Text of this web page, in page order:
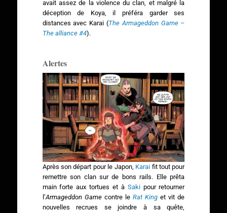
avait assez de la violence du clan, et malgré la
déception de Koya, il préféra garder ses
distances avec Karai (The Armageddon Game –
The alliance #4).
Alertes
Après son départ pour le Japon, Karai fit tout pour
remettre son clan sur de bons rails. Elle prêta
main forte aux tortues et à Sakipour retourner
l’Armageddon Gamecontre leRat King et vit de
nouvelles recrues se joindre à sa quête,